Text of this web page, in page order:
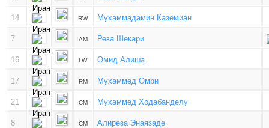
14 RW Мухаммадамин Каземиан
7 AM Реза Шекари
16 LW Омид Алиша
17 RM Мухаммед Омри
21 CM Мухаммед Ходабанделу
8 CM Алиреза Энаязаде